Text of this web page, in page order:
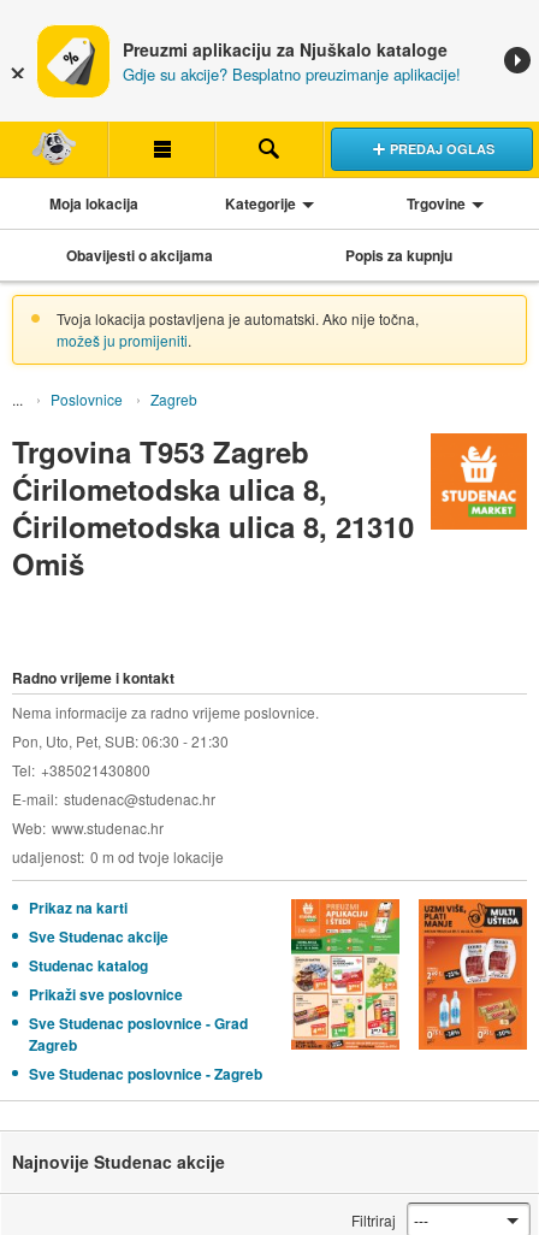
Preuzmi aplikaciju za Njuškalo kataloge
Gdje su akcije? Besplatno preuzimanje aplikacije!
PREDAJ OGLAS
Moja lokacija Kategorije Trgovine
Obavijesti o akcijama Popis za kupnju
Tvoja lokacija postavljena je automatski. Ako nije točna,
možeš ju promijeniti.
Poslovnice Zagreb
Trgovina T953 Zagreb
Ćirilometodska ulica 8,
Ćirilometodska ulica 8, 21310
Omiš
Radno vrijeme i kontakt
Nema informacije za radno vrijeme poslovnice.
Pon, Uto, Pet, SUB: 06:30 - 21:30
Tel +385021430800
E-mail studenac@studenac.hr
Web www.studenac.hr
udaljenost 0 m od tvoje lokacije
Prikaz na karti
Sve Studenac akcije
Studenac katalog
Prikaži sve poslovnice
Sve Studenac poslovnice - Grad
Zagreb
Sve Studenac poslovnice - Zagreb
Najnovije Studenac akcije
Filtriraj